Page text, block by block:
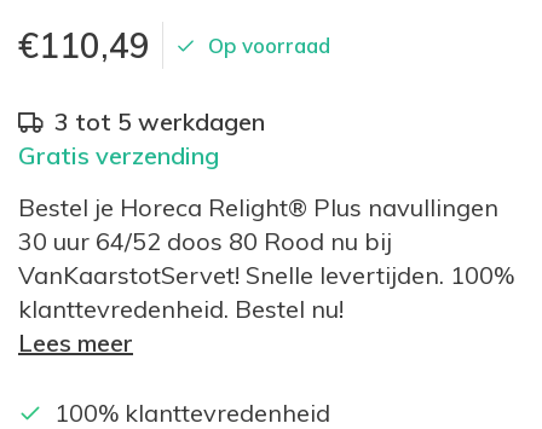
€110,49 Op voorraad
3 tot 5 werkdagen
Gratis verzending
Bestel je Horeca Relight® Plus navullingen
30 uur 64/52 doos 80 Rood nu bij
VanKaarstotServet! Snelle levertijden. 100%
klanttevredenheid. Bestel nu!
Lees meer
100% klanttevredenheid